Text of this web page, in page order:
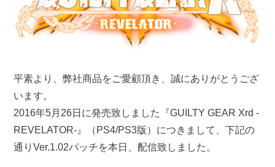
平素より、弊社商品をご愛顧頂き、誠にありがとうござ
います。
2016年5月26日に発売致しました『GUILTY GEAR Xrd -
REVELATOR-』（PS4/PS3版）につきまして、下記の
通りVer.1.02パッチを本日、配信致しました。